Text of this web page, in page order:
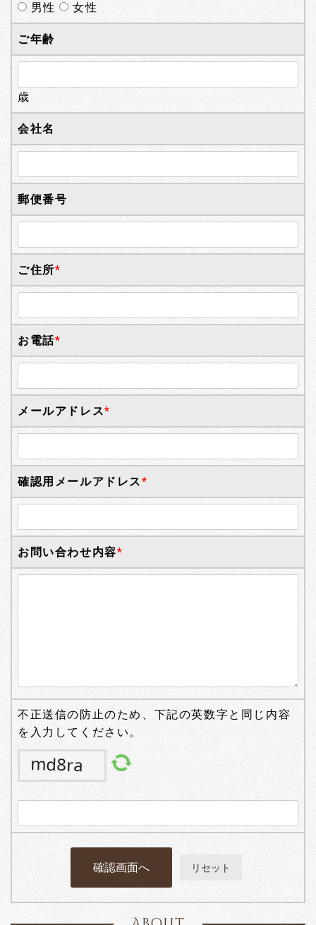
男性 女性
ご年齢
歳
会社名
郵便番号
ご住所*
お電話*
メールアドレス*
確認用メールアドレス*
お問い合わせ内容*
不正送信の防止のため、下記の英数字と同じ内容
を入力してください。